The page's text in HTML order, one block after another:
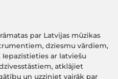
par Latvijas mūzikas
dziesmu vārdiem,
ar latviešu
atklājiet
un uzziniet vairāk par